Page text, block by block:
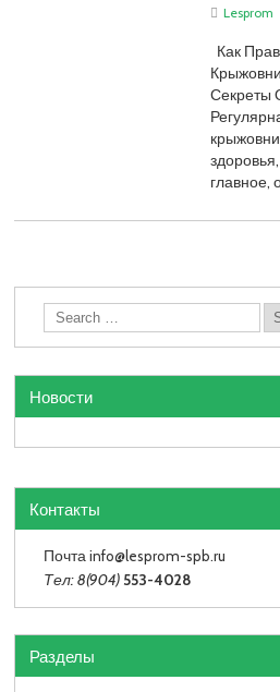
Lesprom
Как
Секреты
главное,
Новости
Контакты
Почта info@lesprom-spb.ru
Тел: 8(904) 553-4028
Разделы